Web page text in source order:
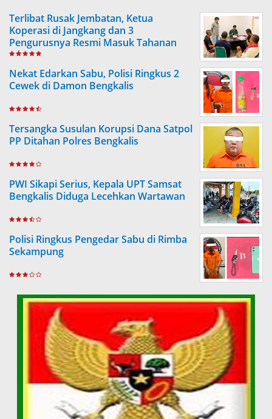
Terlibat Rusak Jembatan, Ketua
Koperasi di Jangkang dan 3
Pengurusnya Resmi Masuk Tahanan
Jaksa
Nekat Edarkan Sabu, Polisi Ringkus 2
Cewek di Damon Bengkalis
Tersangka Susulan Korupsi Dana Satpol
PP Ditahan Polres Bengkalis
PWI Sikapi Serius, Kepala UPT Samsat
Bengkalis Diduga Lecehkan Wartawan
Polisi Ringkus Pengedar Sabu di Rimba
Sekampung